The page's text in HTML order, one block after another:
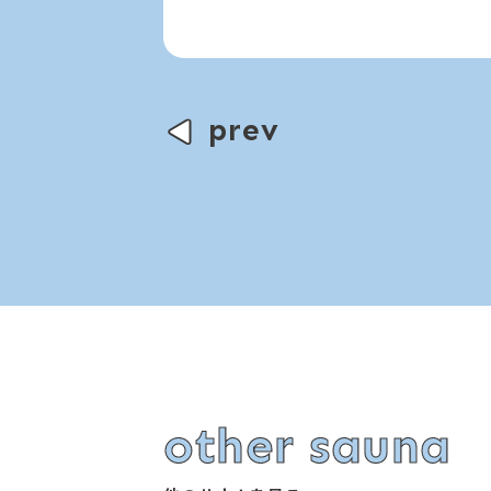
prev
other sauna